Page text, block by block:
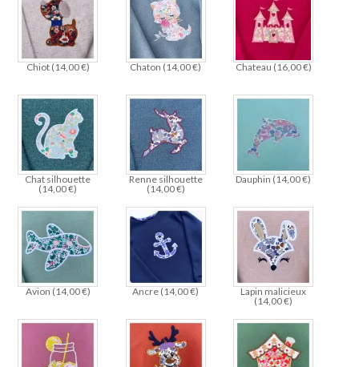
Chiot (14,00€) Chaton (14,00€) Chateau (16,00€)
Chat silhouette
(14,00€)
Renne silhouette
(14,00€)
Dauphin (14,00€)
Avion (14,00€) Ancre (14,00€)
Lapin malicieux
(14,00€)